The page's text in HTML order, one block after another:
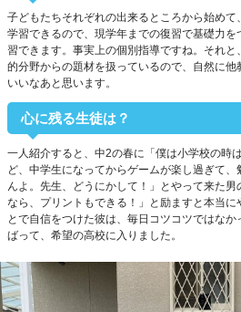
子どもたちそれぞれの出来るところから始め
学習できるので、現学年までの復習で基礎力
習できます。事実上の個別指導ですね。それ
的分野からの題材を扱っているので、自然に
いいなあと思います。
心に残る生徒は？
一人紹介すると、中2の春に「僕は小学校の時
ど、中学生になってからゲームが楽し過ぎて
んよ。先生、どうにかして！」とやって来た
なら、プリントもできる！」と励ますと本当
とで自信をつけた彼は、毎日コツコツではな
ばって、希望の高校に入りました。